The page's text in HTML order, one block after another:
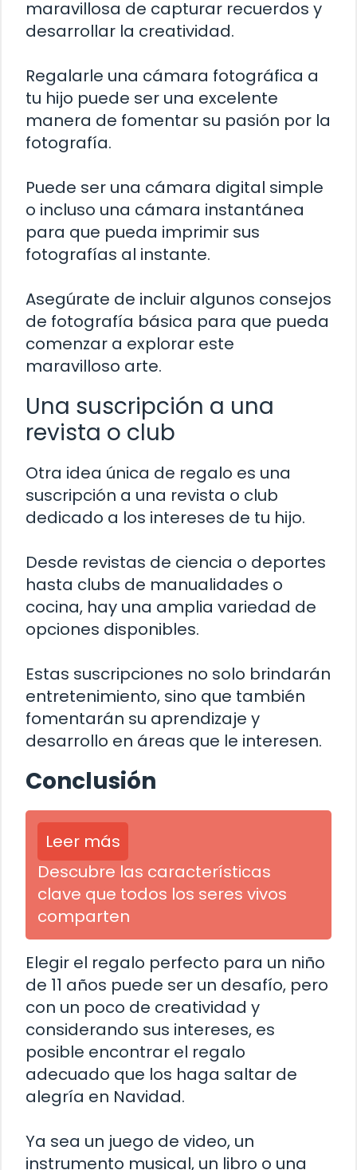
maravillosa de capturar recuerdos y
desarrollar la creatividad.
Regalarle una cámara fotográfica a
tu hijo puede ser una excelente
manera de fomentar su pasión por la
fotografía.
Puede ser una cámara digital simple
o incluso una cámara instantánea
para que pueda imprimir sus
fotografías al instante.
Asegúrate de incluir algunos consejos
de fotografía básica para que pueda
comenzar a explorar este
maravilloso arte.
Una suscripción a una
revista o club
Otra idea única de regalo es una
suscripción a una revista o club
dedicado a los intereses de tu hijo.
Desde revistas de ciencia o deportes
hasta clubs de manualidades o
cocina, hay una amplia variedad de
opciones disponibles.
Estas suscripciones no solo brindarán
entretenimiento, sino que también
fomentarán su aprendizaje y
desarrollo en áreas que le interesen.
Conclusión
Leer más
Descubre las características
clave que todos los seres vivos
comparten
Elegir el regalo perfecto para un niño
de 11 años puede ser un desafío, pero
con un poco de creatividad y
considerando sus intereses, es
posible encontrar el regalo
adecuado que los haga saltar de
alegría en Navidad.
Ya sea un juego de video, un
instrumento musical, un libro o una